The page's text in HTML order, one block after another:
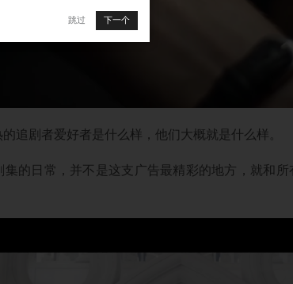
追剧者爱好者是什么样，他们大概就是什么样。
的日常，并不是这支广告最精彩的地方，就和所
跳过 下一个